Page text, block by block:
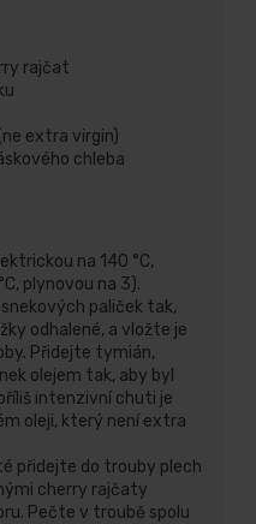
rajčat
extra virgin)
chleba
na 140 °C,
plynovou na 3).
paliček tak,
odhalené, a vložte je
Přidejte tymián,
olejem tak, aby byl
intenzivní chuti je
oleji, který není extra
přidejte do trouby plech
cherry rajčaty
Pečte v troubě spolu